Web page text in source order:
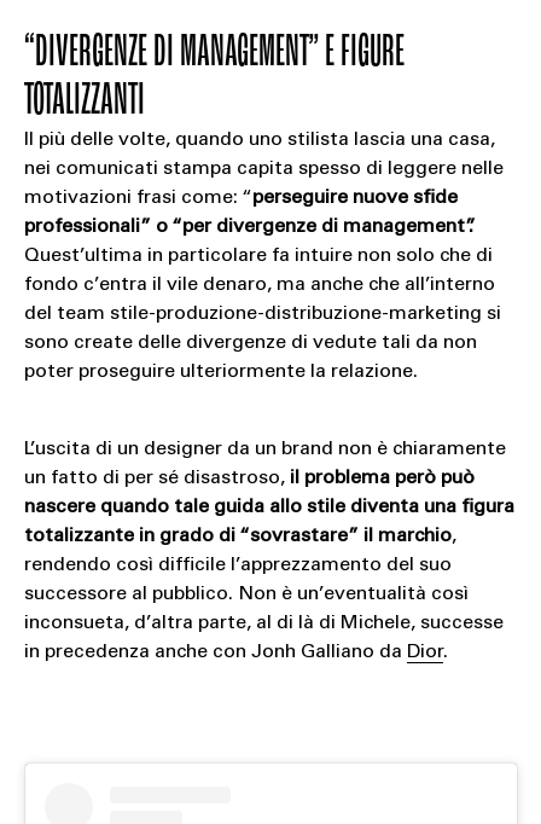
“DIVERGENZE DI MANAGEMENT” E FIGURE
TOTALIZZANTI
Il più delle volte, quando uno stilista lascia una casa,
nei comunicati stampa capita spesso di leggere nelle
motivazioni frasi come: “perseguire nuove sfide
professionali” o “per divergenze di management”.
Quest’ultima in particolare fa intuire non solo che di
fondo c’entra il vile denaro, ma anche che all’interno
del team stile-produzione-distribuzione-marketing si
sono create delle divergenze di vedute tali da non
poter proseguire ulteriormente la relazione.
L’uscita di un designer da un brand non è chiaramente
un fatto di per sé disastroso, il problema però può
nascere quando tale guida allo stile diventa una figura
totalizzante in grado di “sovrastare” il marchio,
rendendo così difficile l’apprezzamento del suo
successore al pubblico. Non è un’eventualità così
inconsueta, d’altra parte, al di là di Michele, successe
in precedenza anche con Jonh Galliano da Dior.